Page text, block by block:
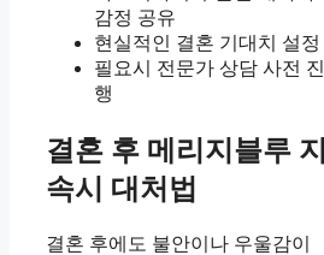
감정 공유
현실적인 결혼 기대치 설정
필요시 전문가 상담 사전 진
행
결혼 후 메리지블루 지
속시 대처법
결혼 후에도 불안이나 우울감이